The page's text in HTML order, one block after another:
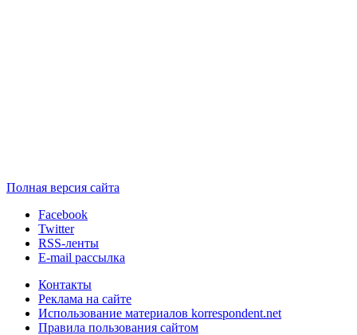
Полная версия сайта
Facebook
Twitter
RSS-ленты
E-mail рассылка
Контакты
Реклама на сайте
Использование материалов korrespondent.net
Правила пользования сайтом